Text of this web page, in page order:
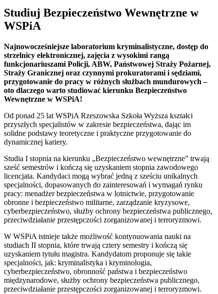
Studiuj Bezpieczeństwo Wewnętrzne w
WSPiA
Najnowocześniejsze laboratorium kryminalistyczne, dostęp do
strzelnicy elektronicznej, zajęcia z wysokimi rangą
funkcjonariuszami Policji, ABW, Państwowej Straży Pożarnej,
Straży Granicznej oraz czynnymi prokuratorami i sędziami,
przygotowanie do pracy w różnych służbach mundurowych –
oto dlaczego warto studiować kierunku Bezpieczeństwo
Wewnętrzne w WSPiA!
Od ponad 25 lat WSPiA Rzeszowska Szkoła Wyższa kształci
przyszłych specjalistów w zakresie bezpieczeństwa, dając im
solidne podstawy teoretyczne i praktyczne przygotowanie do
dynamicznej kariery.
Studia I stopnia na kierunku „Bezpieczeństwo wewnętrzne” trwają
sześć semestrów i kończą się uzyskaniem stopnia zawodowego
licencjata. Kandydaci mogą wybrać jedną z sześciu unikalnych
specjalności, dopasowanych do zainteresowań i wymagań rynku
pracy: menadżer bezpieczeństwa w lotnictwie, przygotowanie
obronne i bezpieczeństwo militarne, zarządzanie kryzysowe,
cyberbezpieczeństwo, służby ochrony bezpieczeństwa publicznego,
przeciwdziałanie przestępczości zorganizowanej i terroryzmowi.
W WSPiA istnieje także możliwość kontynuowania nauki na
studiach II stopnia, które trwają cztery semestry i kończą się
uzyskaniem tytułu magistra. Kandydatom proponuje się takie
specjalności, jak: kryminalistyka i kryminologia,
cyberbezpieczeństwo, obronność państwa i bezpieczeństwo
międzynarodowe, służby ochrony bezpieczeństwa publicznego,
przeciwdziałanie przestępczości zorganizowanej i terroryzmowi.